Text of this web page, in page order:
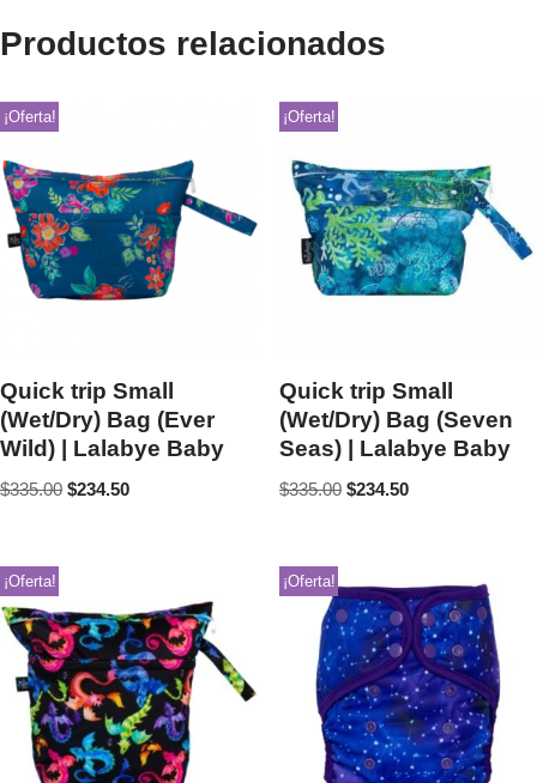
Productos relacionados
¡Oferta!
Quick trip Small
(Wet/Dry) Bag (Ever
Wild) | Lalabye Baby
$335.00 $234.50
¡Oferta!
Quick trip Small
(Wet/Dry) Bag (Seven
Seas) | Lalabye Baby
$335.00 $234.50
¡Oferta! ¡Oferta!